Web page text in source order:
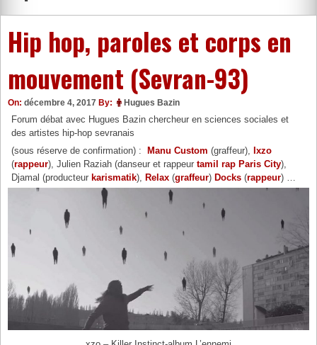
Hip hop, paroles et corps en
mouvement (Sevran-93)
On: décembre 4, 2017 By: Hugues Bazin
Forum débat avec Hugues Bazin chercheur en sciences sociales et
des artistes hip-hop sevranais
(sous réserve de confirmation) :Manu Custom (graffeur),Ixzo
(rappeur), Julien Raziah (danseur et rappeurtamil rap Paris City),
Djamal (producteurkarismatik),Relax (graffeur)Docks(rappeur) …